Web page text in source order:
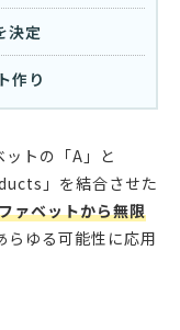
決定
作り
トの「A」と
」を結合させた
ァベットから無限
らゆる可能性に応用